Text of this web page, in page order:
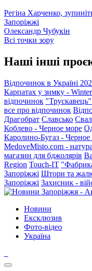
Регіна Харченко,
Запоріжжі
Олександр Чубукін
Всі точки зору
Наші інші
Відпочинок в Україні
Карпатах у зимку -
відпочинок
все про відпочинок
Драгобрат Славсько
Коблево - Черное море
Каролино-Бугаз -
MedoveMisto.com -
магазин для бджолярів
Region Touch-IT
Запоріжжі Штори та
Запоріжжі Захисник -
Новини
Ексклюзив
Фото-відео
Україна